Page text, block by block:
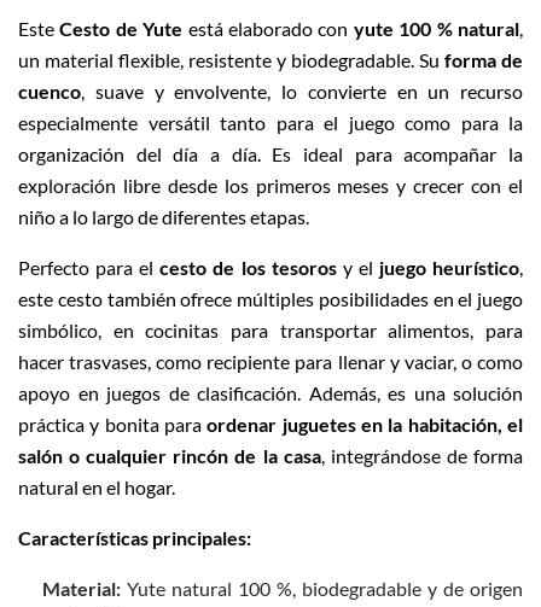
EsteCesto de Yute está elaborado con yute 100 % natural,
un material flexible, resistente y biodegradable. Su forma de
cuenco, suave y envolvente, lo convierte en un recurso
especialmente versátil tanto para el juego como para la
organización del día a día. Es ideal para acompañar la
exploración libre desde los primeros meses y crecer con el
niño a lo largo de diferentes etapas.
Perfecto para elcesto de los tesorosy el juego heurístico,
este cesto también ofrece múltiples posibilidades en el juego
simbólico, en cocinitas para transportar alimentos, para
hacer trasvases, como recipiente para llenar y vaciar, o como
apoyo en juegos de clasificación. Además, es una solución
práctica y bonita paraordenar juguetes en la habitación, el
salón o cualquier rincón de la casa, integrándose de forma
natural en el hogar.
Características principales:
Material: Yute natural 100 %, biodegradable y de origen